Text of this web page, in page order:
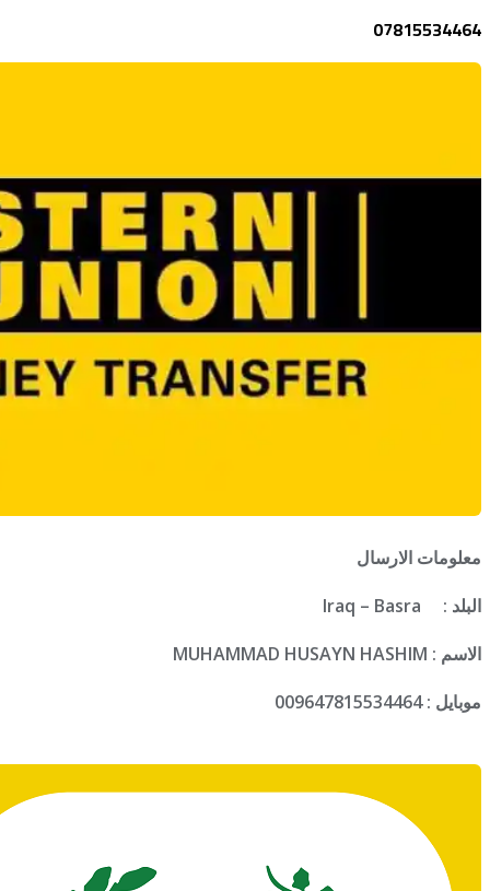
07815534464
معلومات الارسال
البلد : Iraq – Basra
الاسم : MUHAMMAD HUSAYN HASHIM
موبايل : 009647815534464